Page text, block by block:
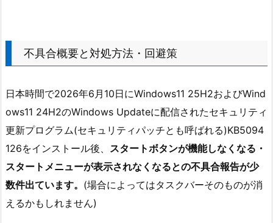
不具合概要と対処方法・回避策
日本時間で2026年6月10日にWindows11 25H2およびWind
ows11 24H2のWindows Updateに配信されたセキュリティ
更新プログラム(セキュリティパッチとも呼ばれる)KB5094
126をインストール後、 スタートボタンが機能しなくなる・
スタートメニューが表示されなくなるとの不具合報告が少
数件出ています。 (場合によってはタスクバーそのものが消
えるかもしれません)